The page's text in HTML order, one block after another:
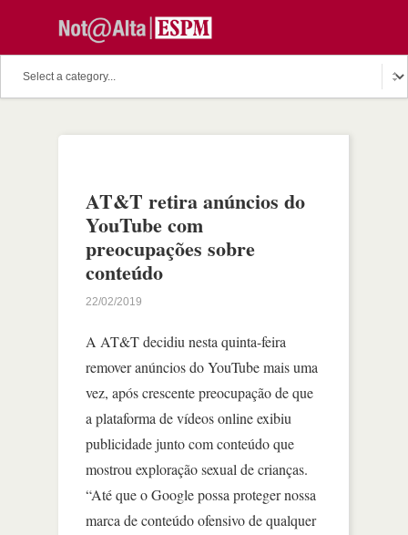
AT&T retira anúncios do
YouTube com
preocupações sobre
conteúdo
22/02/2019
A AT&T decidiu nesta quinta-feira
remover anúncios do YouTube mais uma
vez, após crescente preocupação de que
a plataforma de vídeos online exibiu
publicidade junto com conteúdo que
mostrou exploração sexual de crianças.
“Até que o Google possa proteger nossa
marca de conteúdo ofensivo de qualquer